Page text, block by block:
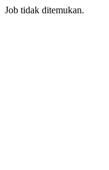
Job tidak ditemukan.